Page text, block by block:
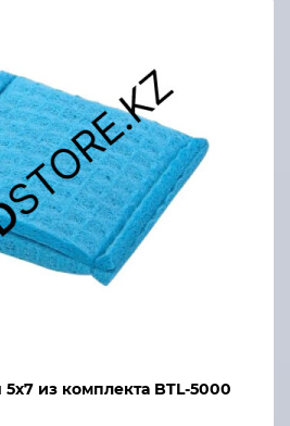
из комплекта BTL-5000